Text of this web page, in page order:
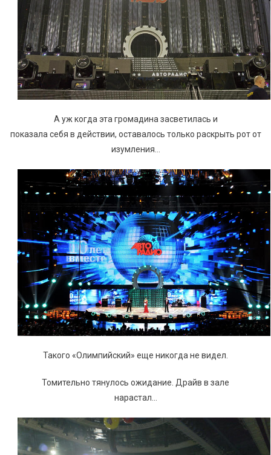
А уж когда эта громадина засветилась и
показала себя в действии, оставалось только раскрыть рот от
изумления…
Такого «Олимпийский» еще никогда не видел.
Томительно тянулось ожидание. Драйв в зале
нарастал…